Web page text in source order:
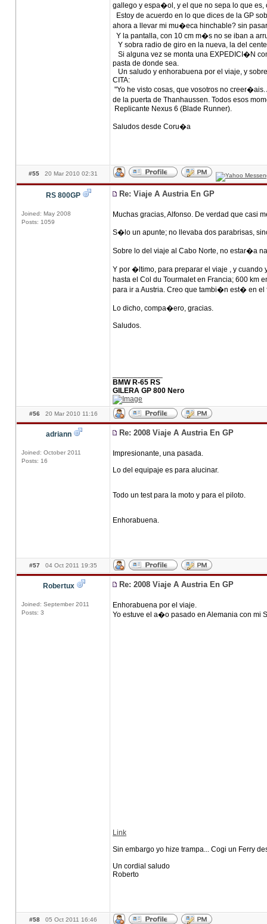
gallego y espa�ol, y el que no sepa lo que
Estoy de acuerdo en lo que dices de la GP
ahora a llevar mi mu�eca hinchable? sin
Y la pantalla, con 10 cm m�s no se iban a
Y sobra radio de giro en la nueva, la del
Si alguna vez se monta una EXPEDICI�N
pasta de donde sea.
Un saludo y enhorabuena por el viaje, y
CITA:
"Yo he visto cosas, que vosotros no
de la puerta de Thanhaussen. Todos esos
Replicante Nexus 6 (Blade Runner).
Saludos desde Coru�a
#55 20 Mar 2010 02:31
RS 800GP
Joined: May 2008
Posts: 1059
Re: Viaje A Austria En GP
Muchas gracias, Alfonso. De verdad que casi
S�lo un apunte; no llevaba dos parabrisas,
Sobre lo del viaje al Cabo Norte, no estar�a
Y por �ltimo, para preparar el viaje , y cuando
hasta el Col du Tourmalet en Francia; 600 km
para ir a Austria. Creo que tambi�n est� en el
Lo dicho, compa�ero, gracias.
Saludos.
BMW R-65 RS
GILERA GP 800 Nero
#56 20 Mar 2010 11:16
adriann
Joined: October 2011
Posts: 16
Re: 2008 Viaje A Austria En GP
Impresionante, una pasada.
Lo del equipaje es para alucinar.
Todo un test para la moto y para el piloto.
Enhorabuena.
#57 04 Oct 2011 19:35
Robertux
Joined: September 2011
Posts: 3
Re: 2008 Viaje A Austria En GP
Enhorabuena por el viaje.
Yo estuve el a�o pasado en Alemania con mi
Link
Sin embargo yo hize trampa... Cogi un Ferry
Un cordial saludo
Roberto
#58 05 Oct 2011 16:46